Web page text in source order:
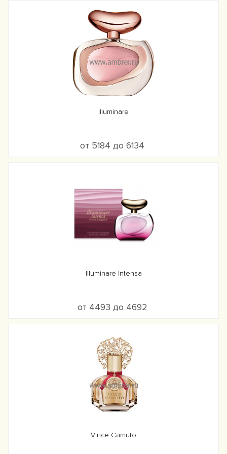
Illuminare
от 5184 до 6134
Illuminare Intensa
от 4493 до 4692
Vince Camuto